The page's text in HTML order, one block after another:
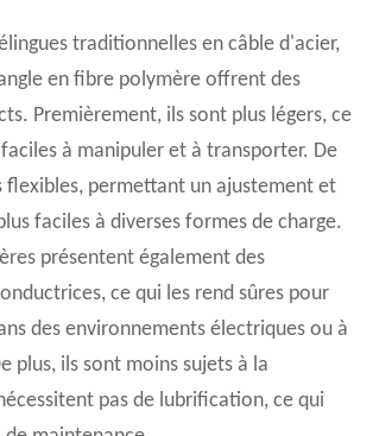
traditionnelles en câble d'acier,
en fibre polymère offrent des
Premièrement, ils sont plus légers, ce
à manipuler et à transporter. De
flexibles, permettant un ajustement et
faciles à diverses formes de charge.
présentent également des
ce qui les rend sûres pour
des environnements électriques ou à
plus, ils sont moins sujets à la
pas de lubrification, ce qui